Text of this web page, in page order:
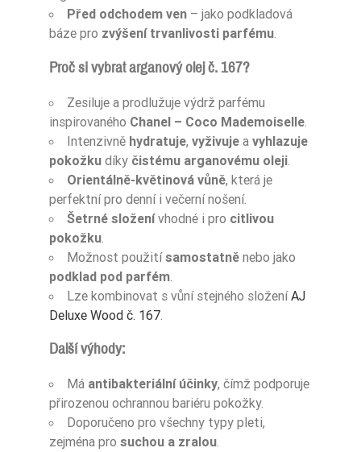
Před odchodem ven – jako podkladová
báze pro zvýšení trvanlivosti parfému.
Proč si vybrat arganový olej č. 167?
Zesiluje a prodlužuje výdrž parfému
inspirovaného Chanel – Coco Mademoiselle
Intenzivně hydratuje, vyživuje a vyhlazuje
pokožku díky čistému arganovému oleji
Orientálně-květinová vůně, která je
perfektní pro denní i večerní nošení.
Šetrné složenívhodné i pro citlivou
pokožku
Možnost použitísamostatně nebo jako
podklad pod parfém
Lze kombinovat s vůní stejného složeníAJ
Deluxe Wood č. 167
Další výhody:
Má antibakteriální účinky, čímž podporuje
přirozenou ochrannou bariéru pokožky.
Doporučeno pro všechny typy pleti,
zejména pro suchou a zralou.